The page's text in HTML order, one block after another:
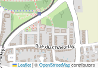
Leaflet|©OpenStreetMapcontributors